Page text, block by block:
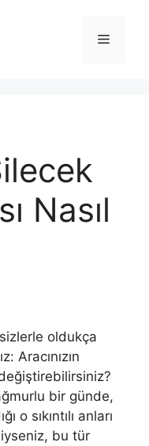
Menü
Nasıl
oldukça
Aracınızın
bir günde,
o sıkıntılı anları
bu tür